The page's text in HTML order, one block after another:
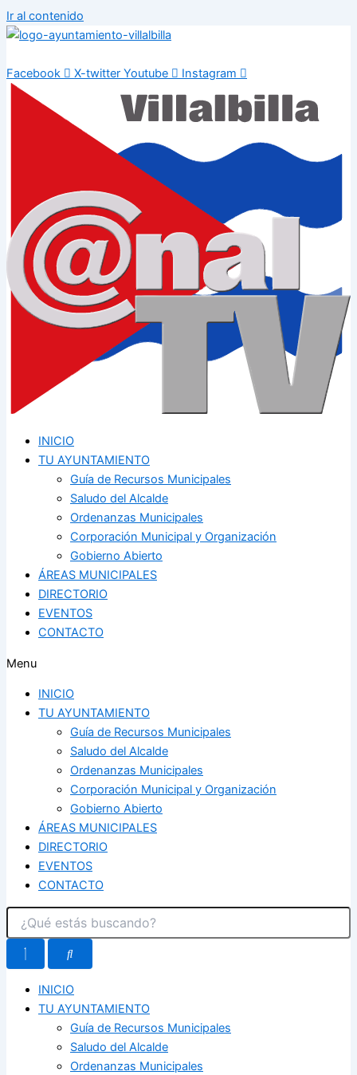
Ir al contenido
Facebook X-twitter Youtube Instagram
INICIO
TU AYUNTAMIENTO
Guía de Recursos Municipales
Saludo del Alcalde
Ordenanzas Municipales
Corporación Municipal y Organización
Gobierno Abierto
ÁREAS MUNICIPALES
DIRECTORIO
EVENTOS
CONTACTO
Menu
INICIO
TU AYUNTAMIENTO
Guía de Recursos Municipales
Saludo del Alcalde
Ordenanzas Municipales
Corporación Municipal y Organización
Gobierno Abierto
ÁREAS MUNICIPALES
DIRECTORIO
EVENTOS
CONTACTO
INICIO
TU AYUNTAMIENTO
Guía de Recursos Municipales
Saludo del Alcalde
Ordenanzas Municipales